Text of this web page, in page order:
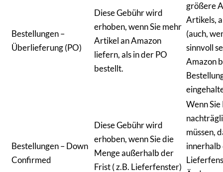
Bestellungen –
Überlieferung (PO)
Diese Gebühr wird
erhoben, wenn Sie mehr
Artikel an Amazon
liefern, als in der PO
bestellt.
größere
Artikels,
(auch,
sinnvoll
Amazon
Bestellungen – Down
Confirmed
Diese Gebühr wird
erhoben, wenn Sie die
Menge außerhalb der
Frist ( z.B. Lieferfenster)
Wenn
müssen,
innerhalb